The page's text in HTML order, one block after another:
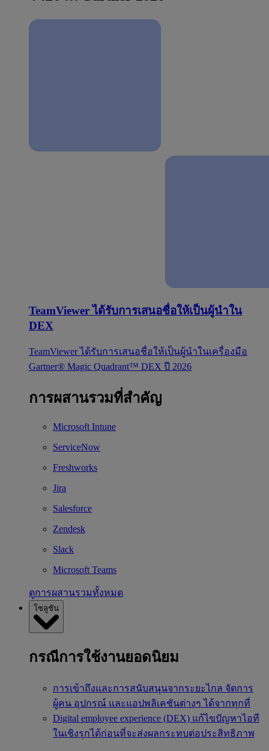
TeamViewer ได้รับการเสนอชื่อให้เป็นผู้นำใน
DEX
TeamViewer ได้รับการเสนอชื่อให้เป็นผู้นำในเครื่องมือ
Gartner® Magic Quadrant™ DEX ปี 2026
การผสานรวมที่สำคัญ
Microsoft Intune
ServiceNow
Freshworks
Jira
Salesforce
Zendesk
Slack
Microsoft Teams
ดูการผสานรวมทั้งหมด
โซลูชัน
กรณีการใช้งานยอดนิยม
การเข้าถึงและการสนับสนุนจากระยะไกล จัดการ
ผู้คน อุปกรณ์ และแอปพลิเคชันต่างๆ ได้จากทุกที่
Digital employee experience (DEX) แก้ไขปัญหาไอที
ในเชิงรุกได้ก่อนที่จะส่งผลกระทบต่อประสิทธิภาพ